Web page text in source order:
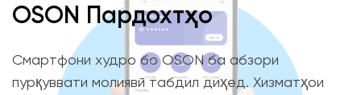
OSON Пардохтҳо
Смартфони худро бо OSON ба абзори
пурқуввати молиявӣ табдил диҳед. Хизматҳои